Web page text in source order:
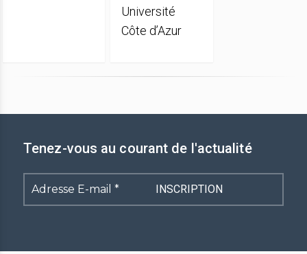
Université
Côte d’Azur
Tenez-vous au courant de l'actualité
Adresse
E-